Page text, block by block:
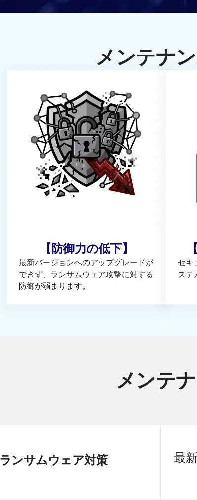
メンテナ
【防御力の低下】
最新バージョンへのアップグレードが
できず、ランサムウェア攻撃に対する
防御が弱まります。
セキ
ステ
メンテ
ランサムウェア対策
最